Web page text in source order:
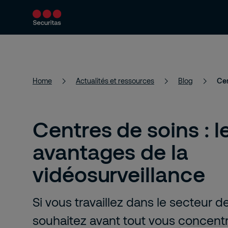
Services Solutions Actualités et
Home Actualités et ressources Blog
Centres de soins :
avantages de la
vidéosurveillance
Si vous travaillez dans le secteur
souhaitez avant tout vous